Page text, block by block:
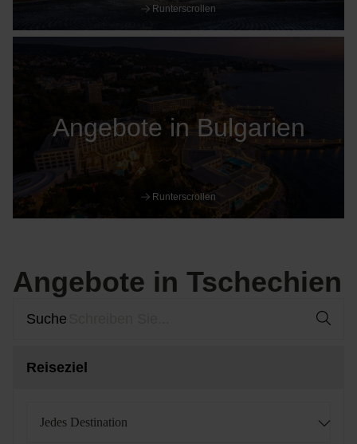
Runterscrollen
Angebote in Bulgarien
Runterscrollen
Angebote in Tschechien
Suche
Reiseziel
Jedes Destination